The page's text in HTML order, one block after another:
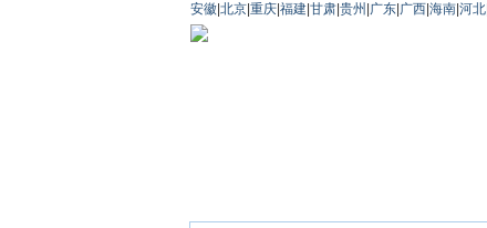
安徽 北京 重庆 福建 甘肃 贵州 广东 广西 海南 河北